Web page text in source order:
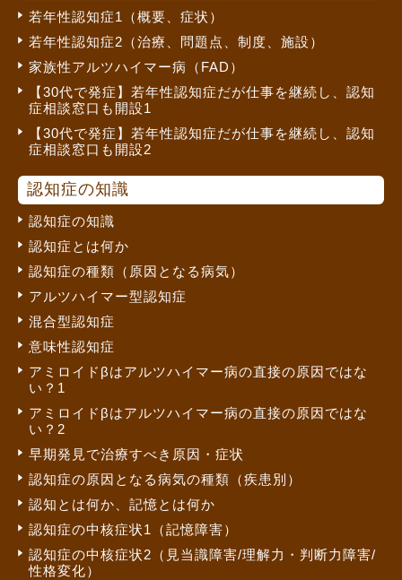
若年性認知症1（概要、症状）
若年性認知症2（治療、問題点、制度、施設）
家族性アルツハイマー病（FAD）
【30代で発症】若年性認知症だが仕事を継続し、認知
症相談窓口も開設1
【30代で発症】若年性認知症だが仕事を継続し、認知
症相談窓口も開設2
認知症の知識
認知症の知識
認知症とは何か
認知症の種類（原因となる病気）
アルツハイマー型認知症
混合型認知症
意味性認知症
アミロイドβはアルツハイマー病の直接の原因ではな
い？1
アミロイドβはアルツハイマー病の直接の原因ではな
い？2
早期発見で治療すべき原因・症状
認知症の原因となる病気の種類（疾患別）
認知とは何か、記憶とは何か
認知症の中核症状1（記憶障害）
認知症の中核症状2（見当識障害/理解力・判断力障害/
性格変化）